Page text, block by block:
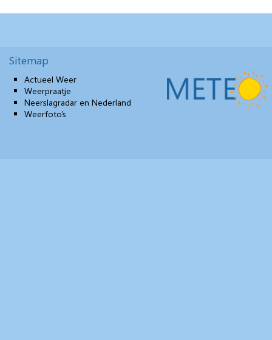
Sitemap
Actueel Weer
Weerpraatje
Neerslagradar en Nederland
Weerfoto’s